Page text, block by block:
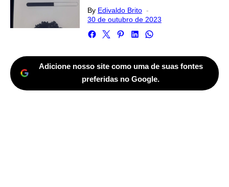
By Edivaldo Brito
on
30 de outubro de 2023
Adicione nosso site como uma de suas fontes
preferidas no Google.